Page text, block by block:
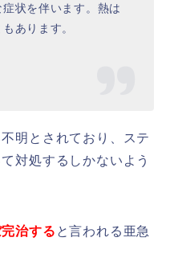
状を伴います。熱は
あります。
明とされており、ステ
対処するしかないよう
治する と言われる亜急